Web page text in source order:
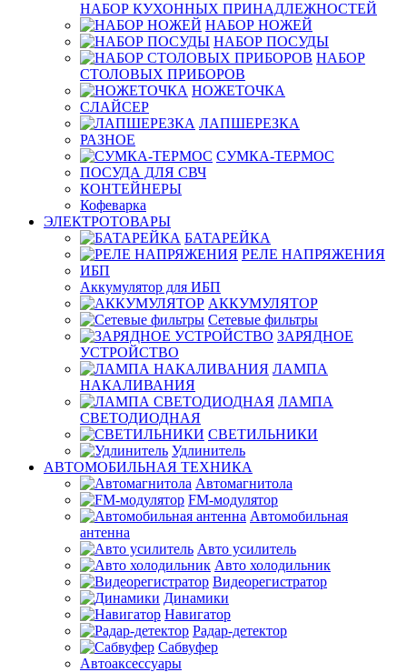
НАБОР КУХОННЫХ ПРИНАДЛЕЖНОСТЕЙ
НАБОР НОЖЕЙ
НАБОР ПОСУДЫ
НАБОР
СТОЛОВЫХ ПРИБОРОВ
НОЖЕТОЧКА
СЛАЙСЕР
ЛАПШЕРЕЗКА
РАЗНОЕ
СУМКА-ТЕРМОС
ПОСУДА ДЛЯ СВЧ
КОНТЕЙНЕРЫ
Кофеварка
ЭЛЕКТРОТОВАРЫ
БАТАРЕЙКА
РЕЛЕ НАПРЯЖЕНИЯ
ИБП
Аккумулятор для ИБП
АККУМУЛЯТОР
Сетевые фильтры
ЗАРЯДНОЕ
УСТРОЙСТВО
ЛАМПА
НАКАЛИВАНИЯ
ЛАМПА
СВЕТОДИОДНАЯ
СВЕТИЛЬНИКИ
Удлинитель
АВТОМОБИЛЬНАЯ ТЕХНИКА
Автомагнитола
FM-модулятор
Автомобильная
антенна
Авто усилитель
Авто холодильник
Видеорегистратор
Динамики
Навигатор
Радар-детектор
Сабвуфер
Автоаксессуары